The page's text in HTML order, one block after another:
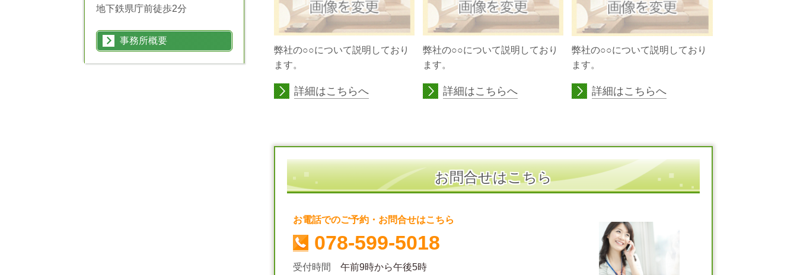
弊社の○○について説明しており
ます。
詳細はこちらへ
弊社の○○について説明しており
ます。
詳細はこちらへ
弊社の○○について説明しており
ます。
詳細はこちらへ
お問合せはこちら
お電話でのご予約・お問合せはこちら
078-599-5018
受付時間 午前9時から午後5時
地下鉄県庁前徒歩2分
事務所概要